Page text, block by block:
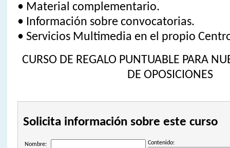
• Material complementario.
• Información sobre convocatorias.
• Servicios Multimedia en el propio
CURSO DE REGALO PUNTUABLE PARA
DE OPOSICIONES
Solicita información sobre este curso
Nombre: Contenido: